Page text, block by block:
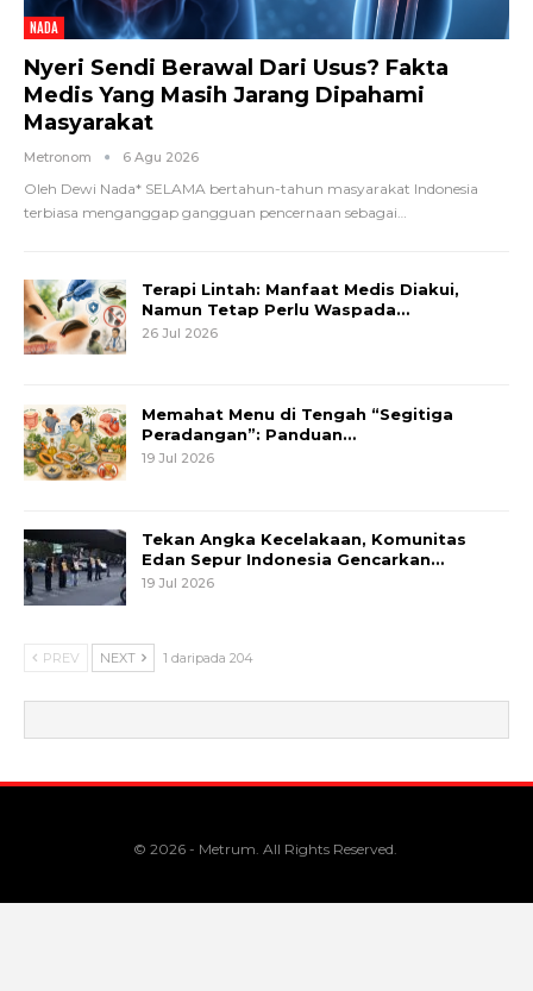
NADA
Nyeri Sendi Berawal Dari Usus? Fakta
Medis Yang Masih Jarang Dipahami
Masyarakat
Metronom 6 Agu 2026
Oleh Dewi Nada* SELAMA bertahun-tahun masyarakat Indonesia
terbiasa menganggap gangguan pencernaan sebagai
Terapi Lintah: Manfaat Medis Diakui,
Namun Tetap Perlu Waspada…
26 Jul 2026
Memahat Menu di Tengah “Segitiga
Peradangan”: Panduan…
19 Jul 2026
Tekan Angka Kecelakaan, Komunitas
Edan Sepur Indonesia Gencarkan…
19 Jul 2026
PREV NEXT 1 daripada 204
© 2026 - Metrum. All Rights Reserved.